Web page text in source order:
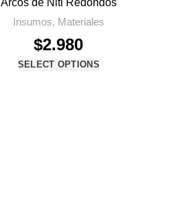
Arcos de Niti Redondos
Insumos, Materiales
$2.980
SELECT OPTIONS